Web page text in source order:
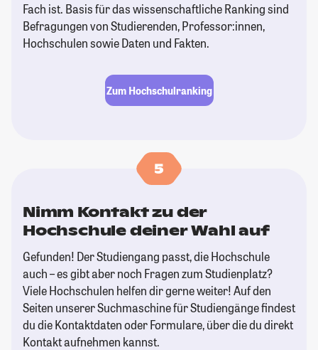
Fach ist. Basis für das wissenschaftliche Ranking sind
Befragungen von Studierenden, Professor:innen,
Hochschulen sowie Daten und Fakten.
Zum Hochschulranking
5
Nimm Kontakt zu der
Hochschule deiner Wahl auf
Gefunden! Der Studiengang passt, die Hochschule
auch – es gibt aber noch Fragen zum Studienplatz?
Viele Hochschulen helfen dir gerne weiter! Auf den
Seiten unserer Suchmaschine für Studiengänge findest
du die Kontaktdaten oder Formulare, über die du direkt
Kontakt aufnehmen kannst.